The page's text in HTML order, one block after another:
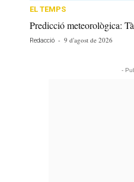
EL TEMPS
Predicció meteorològica:
Redacció - 9 d'agost de 2026
-